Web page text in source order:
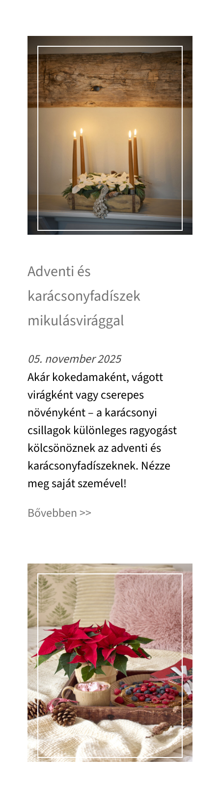
Adventi és
karácsonyfadíszek
mikulásvirággal
05. november 2025
Akár kokedamaként, vágott
virágként vagy cserepes
növényként – a karácsonyi
csillagok különleges ragyogást
kölcsönöznek az adventi és
karácsonyfadíszeknek. Nézze
meg saját szemével!
Bővebben